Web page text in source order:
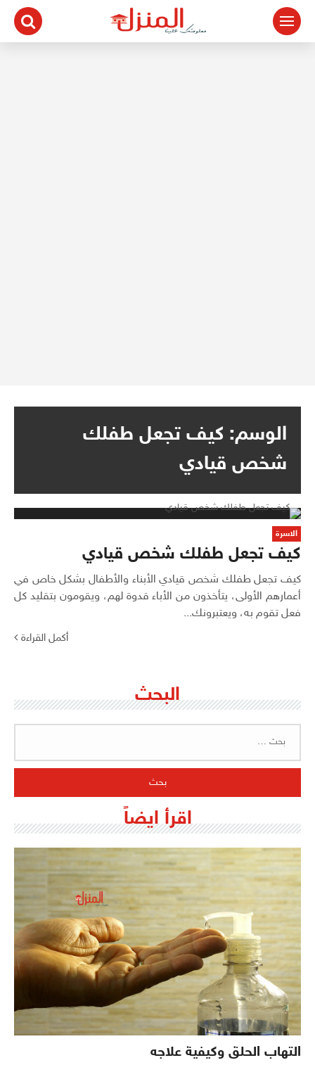
التجاوز
المحتوى
الوسم: كيف تجعل طفلك
شخص قيادي
الاسرة
كيف تجعل طفلك شخص قيادي
كيف تجعل طفلك شخص قيادي الأبناء والأطفال بشكل خاص في
أعمارهم الأولى، يتأخذون من الأباء قدوة لهم، ويقومون بتقليد كل
فعل تقوم به، ويعتبرونك...
أكمل القراءة
البحث
اقرأ ايضاً
التهاب الحلق وكيفية علاجه